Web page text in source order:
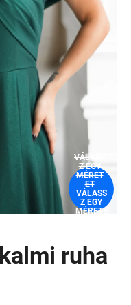
ruha
VÁLASS
Z EGY
MÉRET
ET
VÁLASS
Z EGY
MÉRETE